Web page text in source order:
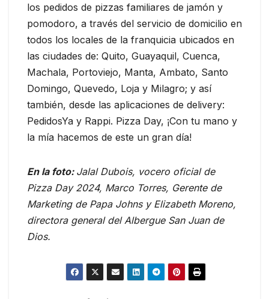
los pedidos de pizzas familiares de jamón y
pomodoro, a través del servicio de domicilio en
todos los locales de la franquicia ubicados en
las ciudades de: Quito, Guayaquil, Cuenca,
Machala, Portoviejo, Manta, Ambato, Santo
Domingo, Quevedo, Loja y Milagro; y así
también, desde las aplicaciones de delivery:
PedidosYa y Rappi. Pizza Day, ¡Con tu mano y
la mía hacemos de este un gran día!
En la foto: Jalal Dubois, vocero oficial de
Pizza Day 2024, Marco Torres, Gerente de
Marketing de Papa Johns y Elizabeth Moreno,
directora general del Albergue San Juan de
Dios.